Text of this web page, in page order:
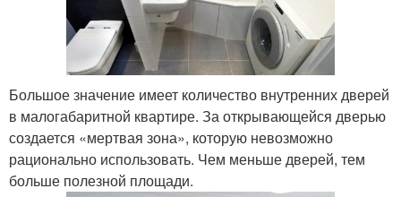
Большое значение имеет количество внутренних дверей
в малогабаритной квартире. За открывающейся дверью
создается «мертвая зона», которую невозможно
рационально использовать. Чем меньше дверей, тем
больше полезной площади.